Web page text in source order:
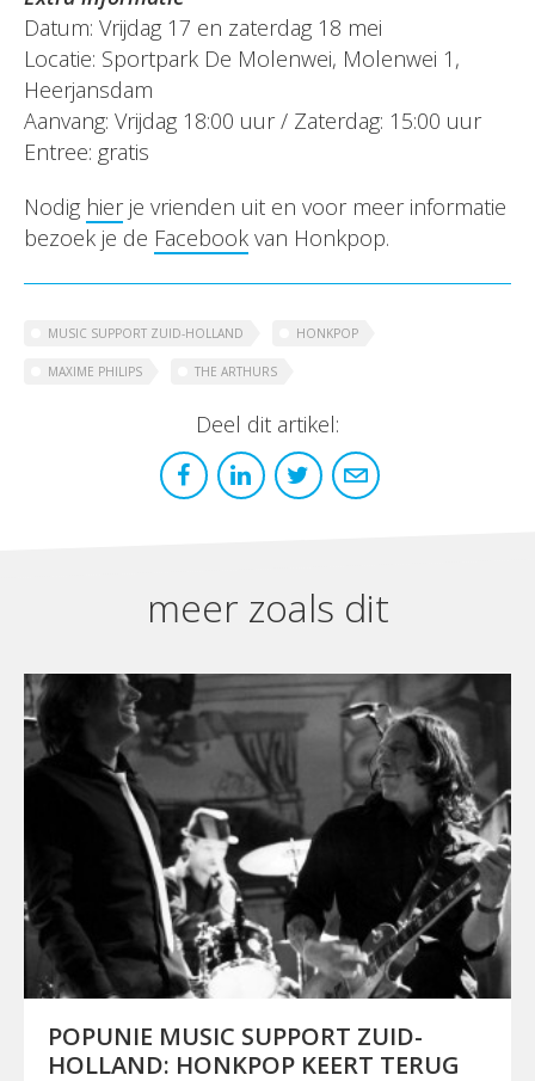
Datum: Vrijdag 17 en zaterdag 18 mei
Locatie: Sportpark De Molenwei, Molenwei 1,
Heerjansdam
Aanvang: Vrijdag 18:00 uur / Zaterdag: 15:00 uur
Entree: gratis
Nodig hierje vrienden uit en voor meer informatie
bezoek je de Facebook van Honkpop.
MUSIC SUPPORT ZUID-HOLLAND HONKPOP
MAXIME PHILIPS THE ARTHURS
Deel dit artikel:
meer zoals dit
POPUNIE MUSIC SUPPORT ZUID-
HOLLAND: HONKPOP KEERT TERUG